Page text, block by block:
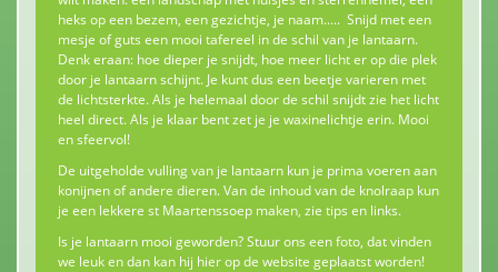
heks op een bezem, een gezichtje, je naam..... Snijd met een
mesje of guts een mooi tafereel in de schil van je lantaarn.
Denk eraan: hoe dieper je snijdt, hoe meer licht er op die plek
door je lantaarn schijnt. Je kunt dus een beetje varieren met
de lichtsterkte. Als je helemaal door de schil snijdt zie het licht
heel direct. Als je klaar bent zet je je waxinelichtje erin. Mooi
en sfeervol!
De uitgeholde vulling van je lantaarn kun je prima voeren aan
konijnen of andere dieren. Van de inhoud van de knolraap kun
je een lekkere st Maartenssoep maken, zie tips en links.
Is je lantaarn mooi geworden? Stuur ons een foto, dat vinden
we leuk en dan kan hij hier op de website geplaatst worden!